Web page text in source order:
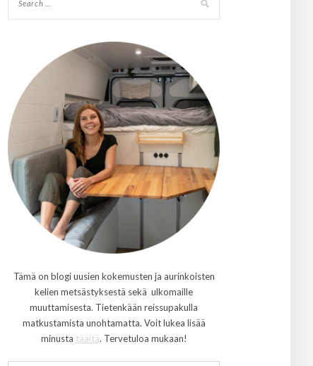
Tämä on blogi uusien kokemusten ja aurinkoisten
kelien metsästyksestä sekä ulkomaille
muuttamisesta. Tietenkään reissupakulla
matkustamista unohtamatta. Voit lukea lisää
minusta täältä. Tervetuloa mukaan!